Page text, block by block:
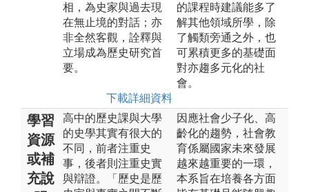
相，為史家與過去現
在無止境的對話；亦
非全然客觀，詮釋與
立場成為歷史研究首
要。
下載詳細資料
的課程時建議能多了
解其他領域所學，除
了觸類旁通之外，也
可累積更多的基礎面
對亦趨多元化的社
會。
學習
資源
或補
充說
高中的歷史課與大學
的史學其實有很大的
不同，前者注重史
事，後者則注重史實
與辯證。「歷史是歷
因應社會少子化、高
齡化的趨勢，社會教
育係屬國家未來發展
越來越重要的一環，
本系旨在培養各方面